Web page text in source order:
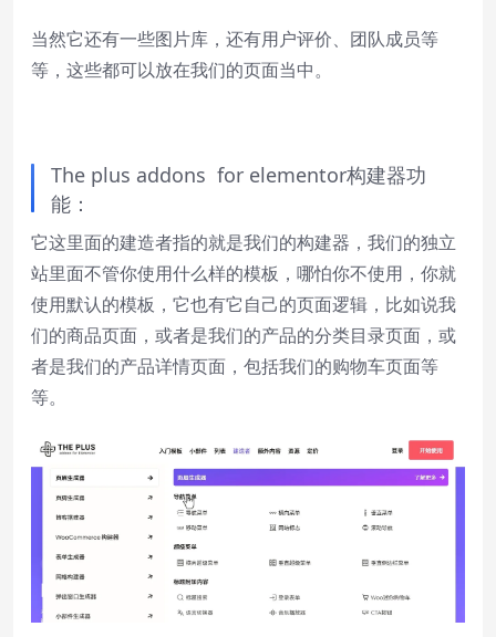
当然它还有一些图片库，还有用户评价、团队成员等
等，这些都可以放在我们的页面当中。
The plus addons for elementor构建器功
能：
它这里面的建造者指的就是我们的构建器，我们的独立
站里面不管你使用什么样的模板，哪怕你不使用，你就
使用默认的模板，它也有它自己的页面逻辑，比如说我
们的商品页面，或者是我们的产品的分类目录页面，或
者是我们的产品详情页面，包括我们的购物车页面等
等。